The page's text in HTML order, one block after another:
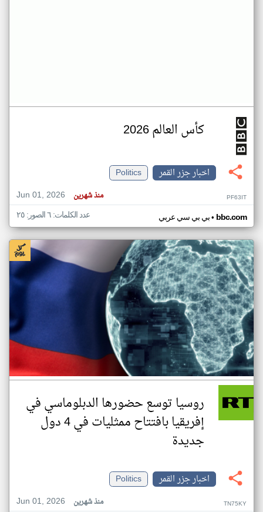
كأس العالم 2026
اخبار جزر القمر
Politics
Jun 01, 2026
منذ شهرين PF63IT
بي بي سي عربي• bbc.com عدد الكلمات: ٦ الصور: ٢٥
روسيا توسع حضورها الدبلوماسي في
إفريقيا بافتتاح ممثليات في 4 دول
جديدة
اخبار جزر القمر
Politics
Jun 01, 2026
منذ شهرين TN75KY